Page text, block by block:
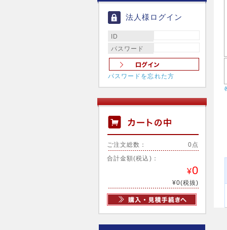
法人様ログイン
ID
パスワード
パスワードを忘れた方
ご注文総数： 0点
合計金額(税込)：
¥0
¥0(税抜)